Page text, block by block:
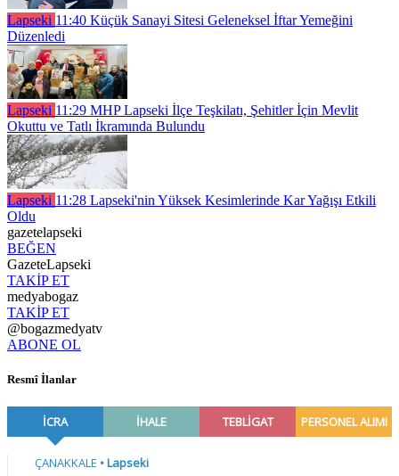
Lapseki 11:40 Küçük Sanayi Sitesi Geleneksel İftar Yemeğini
Düzenledi
Lapseki 11:29 MHP Lapseki İlçe Teşkilatı, Şehitler İçin Mevlit
Okuttu ve Tatlı İkramında Bulundu
Lapseki 11:28 Lapseki'nin Yüksek Kesimlerinde Kar Yağışı Etkili
Oldu
gazetelapseki
BEĞEN
GazeteLapseki
TAKİP ET
medyabogaz
TAKİP ET
@bogazmedyatv
ABONE OL
Resmî İlanlar